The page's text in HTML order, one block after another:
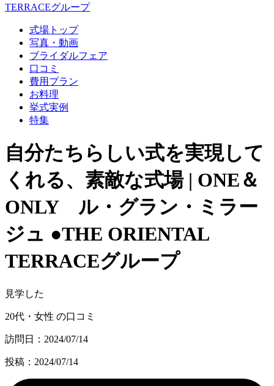
TERRACEグループ
式場トップ
写真・動画
ブライダルフェア
口コミ
費用プラン
お料理
挙式実例
特集
自分たちらしい式を実現して
くれる、素敵な式場 | ONE＆
ONLY ル・グラン・ミラー
ジュ ●THE ORIENTAL
TERRACEグループ
見学した
20代・女性 の口コミ
訪問日：2024/07/14
投稿：2024/07/14